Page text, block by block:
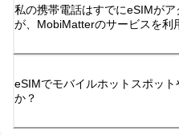
私の携帯電話はすでにeSIMが
が、MobiMatterのサービスを利
eSIMでモバイルホットスポッ
か？